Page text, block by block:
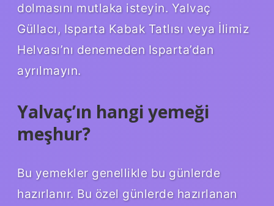
dolmasını mutlaka isteyin. Yalvaç
Güllacı, Isparta Kabak Tatlısı veya İlimiz
Helvası’nı denemeden Isparta’dan
ayrılmayın.
Yalvaç’ın hangi yemeği
meşhur?
Bu yemekler genellikle bu günlerde
hazırlanır. Bu özel günlerde hazırlanan